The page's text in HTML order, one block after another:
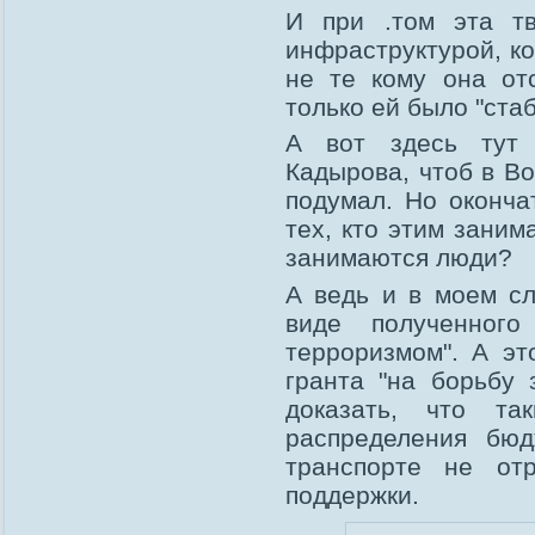
И при .том эта
инфраструктурой,
не те кому она
только ей было
А вот здесь тут
Кадырова, чтоб в
подумал. Но
тех, кто этим
занимаются люди?
А ведь и в моем
виде
терроризмом". А
гранта "на борьбу
доказать, что
распределения
транспорте не
поддержки.